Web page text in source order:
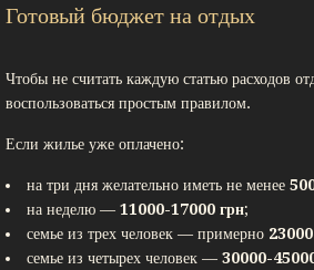
Готовый бюджет на отдых
Чтобы не считать каждую статью расходов
воспользоваться простым правилом.
Если жилье уже оплачено:
на три дня желательно иметь не менее
на неделю — 11000-17000 грн;
семье из трех человек — примерно
семье из четырех человек — 30000-